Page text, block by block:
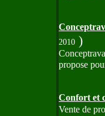
2010 )
propose
Confort et
Vente de